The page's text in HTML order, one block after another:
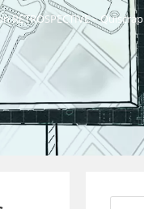
– Quiscrap